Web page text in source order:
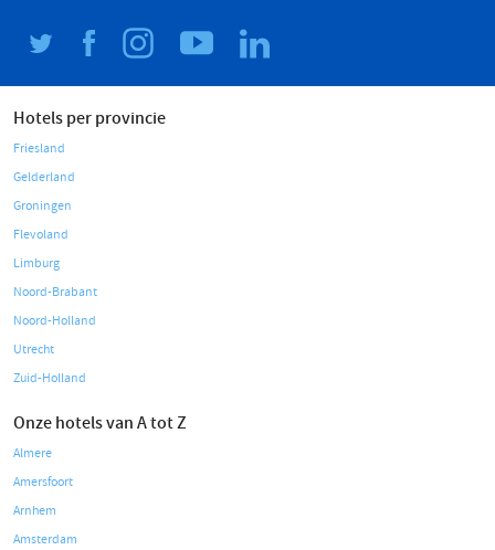
Hotels per provincie
Friesland
Gelderland
Groningen
Flevoland
Limburg
Noord-Brabant
Noord-Holland
Utrecht
Zuid-Holland
Onze hotels van A tot Z
Almere
Amersfoort
Arnhem
Amsterdam